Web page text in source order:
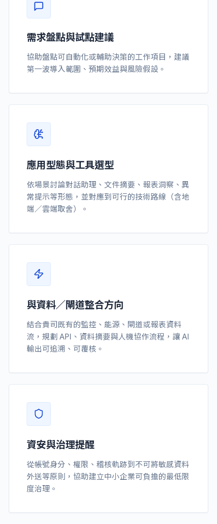
需求盤點與試點建議
協助盤點可自動化或輔助決策的工作項目，建議
第一波導入範圍、預期效益與風險假設。
應用型態與工具選型
依場景討論對話助理、文件摘要、報表洞察、異
常提示等形態，並對應到可行的技術路線（含地
端／雲端取舍）。
與資料／閘道整合方向
結合貴司既有的監控、能源、閘道或報表資料
流，規劃 API、資料摘要與人機協作流程，讓 AI
輸出可追溯、可覆核。
資安與治理提醒
從帳號身分、權限、稽核軌跡到不可將敏感資料
外送等原則，協助建立中小企業可負擔的最低限
度治理。